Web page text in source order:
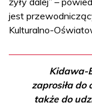
jest
Kulturalno-
Kidawa-
zaprosiła do
także do